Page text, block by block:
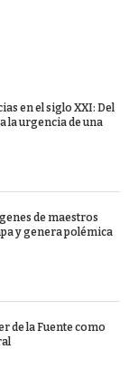
en el siglo XXI: Del
la urgencia de una
de maestros
y genera polémica
de la Fuente como